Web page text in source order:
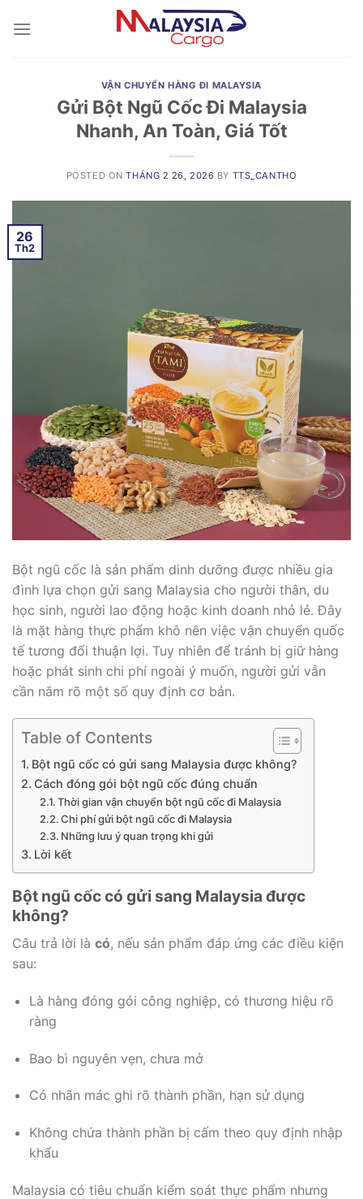
VẬN CHUYỂN HÀNG ĐI MALAYSIA
Gửi Bột Ngũ Cốc Đi Malaysia
Nhanh, An Toàn, Giá Tốt
POSTED ONTHÁNG 2 26, 2026 BY TTS_CANTHO
26
Th2
Bột ngũ cốc là sản phẩm dinh dưỡng được nhiều gia
đình lựa chọn gửi sang Malaysia cho người thân, du
học sinh, người lao động hoặc kinh doanh nhỏ lẻ. Đây
là mặt hàng thực phẩm khô nên việc vận chuyển quốc
tế tương đối thuận lợi. Tuy nhiên để tránh bị giữ hàng
hoặc phát sinh chi phí ngoài ý muốn, người gửi vẫn
cần nắm rõ một số quy định cơ bản.
Table of Contents
Bột ngũ cốc có gửi sang Malaysia được không?
Cách đóng gói bột ngũ cốc đúng chuẩn
Thời gian vận chuyển bột ngũ cốc đi Malaysia
Chi phí gửi bột ngũ cốc đi Malaysia
Những lưu ý quan trọng khi gửi
Lời kết
Bột ngũ cốc có gửi sang Malaysia được
không?
Câu trả lời là có, nếu sản phẩm đáp ứng các điều kiện
sau:
Là hàng đóng gói công nghiệp, có thương hiệu rõ
ràng
Bao bì nguyên vẹn, chưa mở
Có nhãn mác ghi rõ thành phần, hạn sử dụng
Không chứa thành phần bị cấm theo quy định nhập
khẩu
Malaysia có tiêu chuẩn kiểm soát thực phẩm nhưng